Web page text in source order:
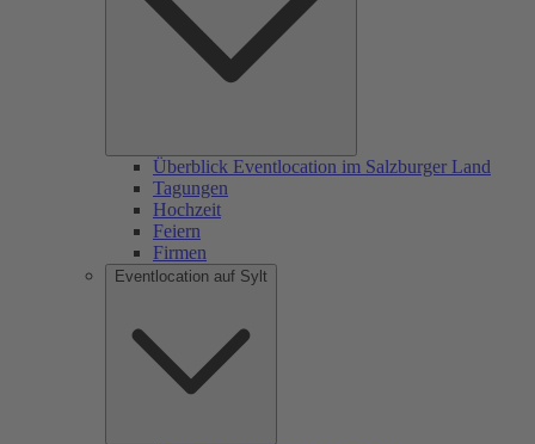
Überblick Eventlocation im Salzburger Land
Tagungen
Hochzeit
Feiern
Firmen
Eventlocation auf Sylt